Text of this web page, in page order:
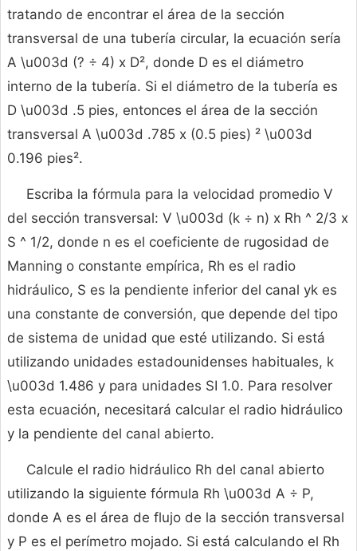
tratando de encontrar el área de la sección
transversal de una tubería circular, la ecuación sería
A \u003d (? ÷ 4) x D², donde D es el diámetro
interno de la tubería. Si el diámetro de la tubería es
D \u003d .5 pies, entonces el área de la sección
transversal A \u003d .785 x (0.5 pies) ² \u003d
0.196 pies².
Escriba la fórmula para la velocidad promedio V
del sección transversal: V \u003d (k ÷ n) x Rh ^ 2/3 x
S ^ 1/2, donde n es el coeficiente de rugosidad de
Manning o constante empírica, Rh es el radio
hidráulico, S es la pendiente inferior del canal yk es
una constante de conversión, que depende del tipo
de sistema de unidad que esté utilizando. Si está
utilizando unidades estadounidenses habituales, k
\u003d 1.486 y para unidades SI 1.0. Para resolver
esta ecuación, necesitará calcular el radio hidráulico
y la pendiente del canal abierto.
Calcule el radio hidráulico Rh del canal abierto
utilizando la siguiente fórmula Rh \u003d A ÷ P,
donde A es el área de flujo de la sección transversal
y P es el perímetro mojado. Si está calculando el Rh